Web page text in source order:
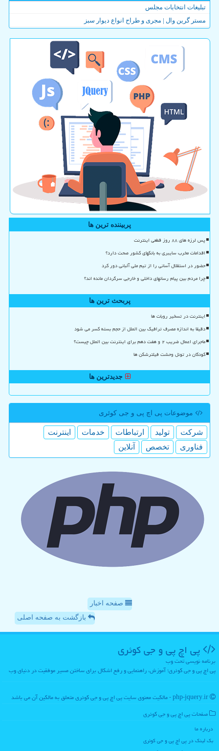
تبلیغات انتخابات مجلس
مستر گرین وال | مجری و طراح انواع دیوار سبز
پربیننده ترین ها
پس لرزه های ۸۸ روز قطعی اینترنت
اقدامات مخرب سایبری به بانکهای کشور صحت دارد؟
حضور در استقلال آسانی را از تیم ملی آلبانی دور کرد
چرا مردم بین پیام رسانهای داخلی و خارجی سرگردان مانده اند؟
پربحث ترین ها
اینترنت در تسخیر روبات ها
دقیقا به اندازه مصرف ترافیک بین الملل از حجم بسته کسر می شود
ماجرای اعمال ضریب ۲ و هفت دهم برای اینترنت بین الملل چیست؟
کودکان در تونل وحشت فیلترشکن ها
جدیدترین ها
موضوعات پی اچ پی و جی كوئری
شركت تولید ارتباطات خدمات
اینترنت
فناوری
تخصص آنلاین
صفحه اخبار
بازگشت به صفحه اصلی
پی اچ پی و جی كوئری
برنامه نویسی تحت وب
پی اچ پی و جی کوئری؛ آموزش، راهنمایی و رفع اشکال برای ساختن مسیر موفقیت در دنیای وب
صفحات پی اچ پی و جی كوئری
درباره ما
بک لینک در پی اچ پی و جی كوئری